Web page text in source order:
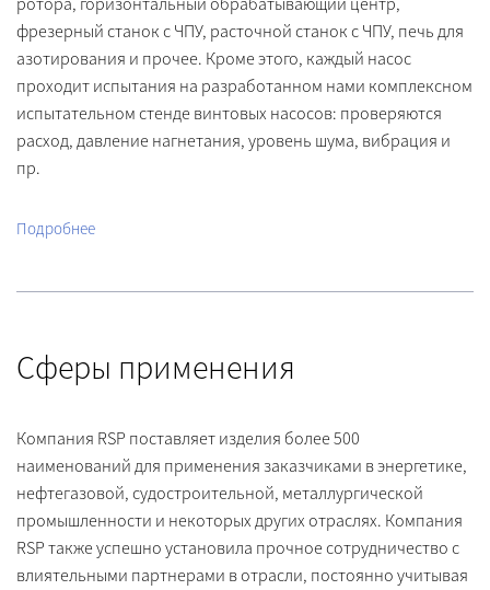
фрезерный станок с ЧПУ, расточной станок с ЧПУ, печь для
азотирования и прочее. Кроме этого, каждый насос
проходит испытания на разработанном нами комплексном
испытательном стенде винтовых насосов: проверяются
расход, давление нагнетания, уровень шума, вибрация и
пр.
Подробнее
Сферы применения
Компания RSP поставляет изделия более 500
наименований для применения заказчиками в энергетике,
нефтегазовой, судостроительной, металлургической
промышленности и некоторых других отраслях. Компания
RSP также успешно установила прочное сотрудничество с
влиятельными партнерами в отрасли, постоянно учитывая